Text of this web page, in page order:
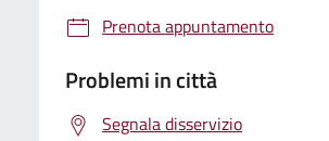
Prenota appuntamento
Problemi in città
Segnala disservizio